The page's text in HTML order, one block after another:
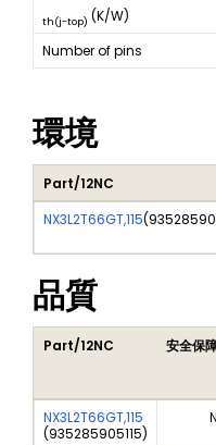
th(j-top) (K/W)
Number of pins
環境
Part/12NC
NX3L2T66GT,115(
品質
Part/12NC 安全保
NX3L2T66GT,115
(935285905115)